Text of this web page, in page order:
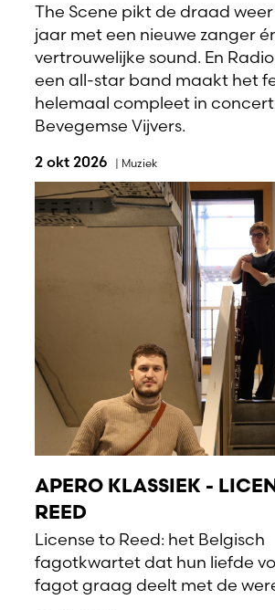
The Scene pikt de draad
jaar met een nieuwe zanger
vertrouwelijke sound. En
een all-star band maakt het
helemaal compleet in
Bevegemse Vijvers.
2 okt 2026 | Muziek
APERO KLASSIEK -
REED
License to Reed: het Belgisch
fagotkwartet dat hun liefde
fagot graag deelt met de